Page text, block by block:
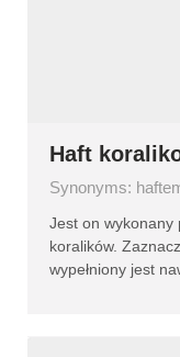
Haft
Synonyms:
Jest on wykonany
koralików.
wypełniony jest